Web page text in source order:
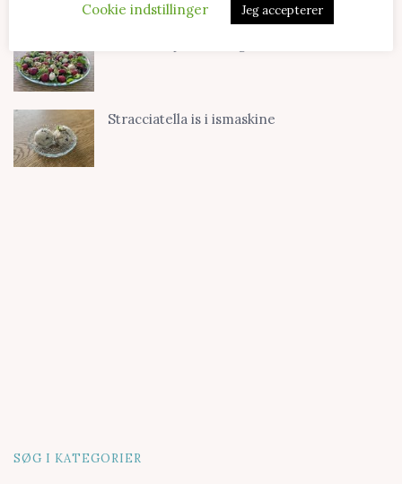
Stracciatella is i ismaskine
SØG I KATEGORIER
Cookie indstillinger
Jeg accepterer